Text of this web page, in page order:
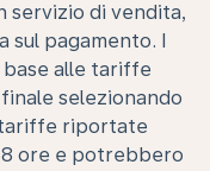
servizio di vendita,
sul pagamento. I
alle tariffe
selezionando
tariffe riportate
ore e potrebbero